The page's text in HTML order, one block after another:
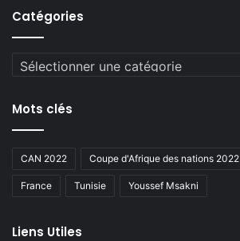
Catégories
Catégories
Mots clés
CAN 2022 Coupe d'Afrique des nations 2022
France Tunisie Youssef Msakni
Liens Utiles